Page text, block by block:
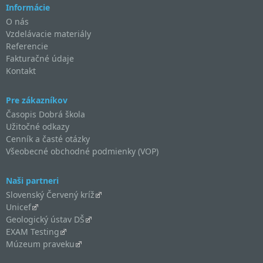
Informácie
O nás
Vzdelávacie materiály
Referencie
Fakturačné údaje
Kontakt
Pre zákazníkov
Časopis Dobrá škola
Užitočné odkazy
Cenník a časté otázky
Všeobecné obchodné podmienky (VOP)
Naši partneri
Slovenský Červený kríž
Unicef
Geologický ústav DŠ
EXAM Testing
Múzeum praveku